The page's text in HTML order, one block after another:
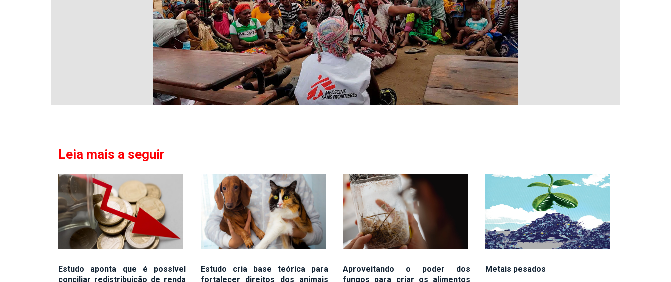
Leia mais a seguir
Estudo aponta que é possível
conciliar redistribuição de renda
Estudo cria base teórica para
fortalecer direitos dos animais
Aproveitando o poder dos
fungos para criar os alimentos
Metais pesados